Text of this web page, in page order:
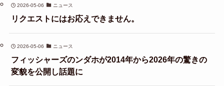
2026-05-06 ニュース
リクエストにはお応えできません。
2026-05-06 ニュース
フィッシャーズのンダホが2014年から2026年の驚きの
変貌を公開し話題に